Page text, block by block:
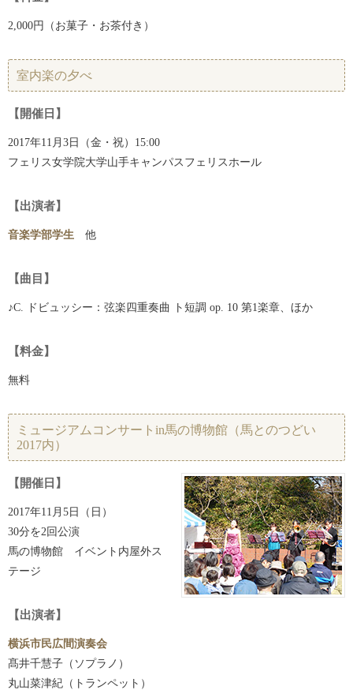
2,000円（お菓子・お茶付き）
室内楽の夕べ
【開催日】
2017年11月3日（金・祝）15:00
フェリス女学院大学山手キャンパスフェリスホール
【出演者】
音楽学部学生 他
【曲目】
♪C. ドビュッシー：弦楽四重奏曲 ト短調 op. 10 第1楽章、ほか
【料金】
無料
ミュージアムコンサートin馬の博物館（馬とのつどい
2017内）
【開催日】
2017年11月5日（日）
30分を2回公演
馬の博物館 イベント内屋外ス
テージ
【出演者】
横浜市民広間演奏会
髙井千慧子（ソプラノ）
丸山菜津紀（トランペット）